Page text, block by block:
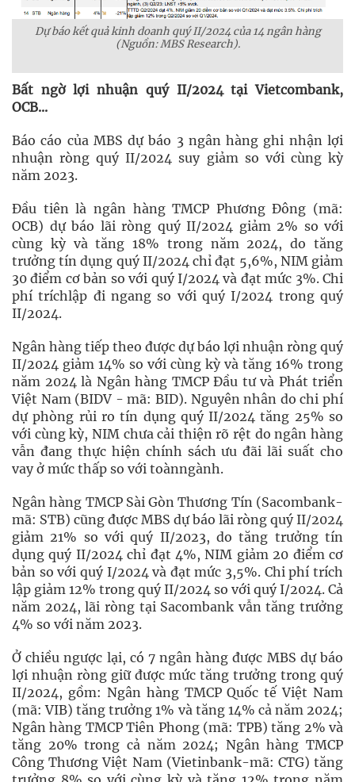
Dự báo kết quả kinh doanh quý II/2024 của 14 ngân hàng
(Nguồn: MBS Research).
Bất ngờ lợi nhuận quý II/2024 tại Vietcombank,
OCB...
Báo cáo của MBS dự báo 3 ngân hàng ghi nhận lợi
nhuận ròng quý II/2024 suy giảm so với cùng kỳ
năm 2023.
Đầu tiên là ngân hàng TMCP Phương Đông (mã:
OCB) dự báo lãi ròng quý II/2024 giảm 2% so với
cùng kỳ và tăng 18% trong năm 2024, do tăng
trưởng tín dụng quý II/2024 chỉ đạt 5,6%, NIM giảm
30 điểm cơ bản so với quý I/2024 và đạt mức 3%. Chi
phí tríchlập đi ngang so với quý I/2024 trong quý
II/2024.
Ngân hàng tiếp theo được dự báo lợi nhuận ròng quý
II/2024 giảm 14% so với cùng kỳ và tăng 16% trong
năm 2024 là Ngân hàng TMCP Đầu tư và Phát triển
Việt Nam (BIDV - mã: BID). Nguyên nhân do chi phí
dự phòng rủi ro tín dụng quý II/2024 tăng 25% so
với cùng kỳ, NIM chưa cải thiện rõ rệt do ngân hàng
vẫn đang thực hiện chính sách ưu đãi lãi suất cho
vay ở mức thấp so với toànngành.
Ngân hàng TMCP Sài Gòn Thương Tín (Sacombank-
mã: STB) cũng được MBS dự báo lãi ròng quý II/2024
giảm 21% so với quý II/2023, do tăng trưởng tín
dụng quý II/2024 chỉ đạt 4%, NIM giảm 20 điểm cơ
bản so với quý I/2024 và đạt mức 3,5%. Chi phí trích
lập giảm 12% trong quý II/2024 so với quý I/2024. Cả
năm 2024, lãi ròng tại Sacombank vẫn tăng trưởng
4% so với năm 2023.
Ở chiều ngược lại, có 7 ngân hàng được MBS dự báo
lợi nhuận ròng giữ được mức tăng trưởng trong quý
II/2024, gồm: Ngân hàng TMCP Quốc tế Việt Nam
(mã: VIB) tăng trưởng 1% và tăng 14% cả năm 2024;
Ngân hàng TMCP Tiên Phong (mã: TPB) tăng 2% và
tăng 20% trong cả năm 2024; Ngân hàng TMCP
Công Thương Việt Nam (Vietinbank-mã: CTG) tăng